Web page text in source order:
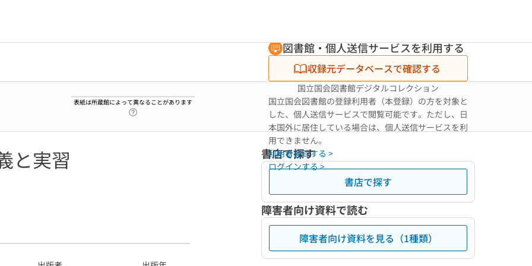
表紙は所蔵館によって異なることがあります
図書館・個人送信サービスを利用する
収録元データベースで確認する
国立国会図書館デジタルコレクション
国立国会図書館の登録利用者（本登録）の方を対象と
した、個人送信サービスで閲覧可能です。ただし、日
本国外に居住している場合は、個人送信サービスを利
用できません。
利用者登録する >
ログインする >
と実習 書店で探す
書店で探す
障害者向け資料で読む
障害者向け資料を見る（1種類）